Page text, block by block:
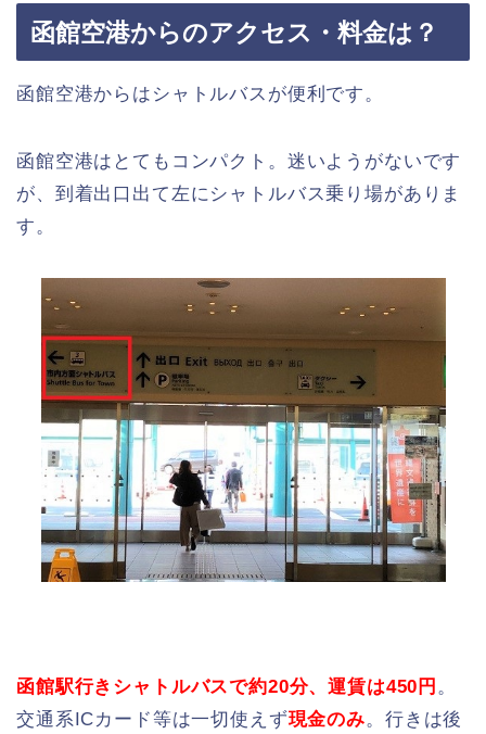
函館空港からのアクセス・料金は？
函館空港からはシャトルバスが便利です。
函館空港はとてもコンパクト。迷いようがないです
が、到着出口出て左にシャトルバス乗り場がありま
す。
函館駅行きシャトルバスで約20分、運賃は450円 。
交通系ICカード等は一切使えず現金のみ。行きは後